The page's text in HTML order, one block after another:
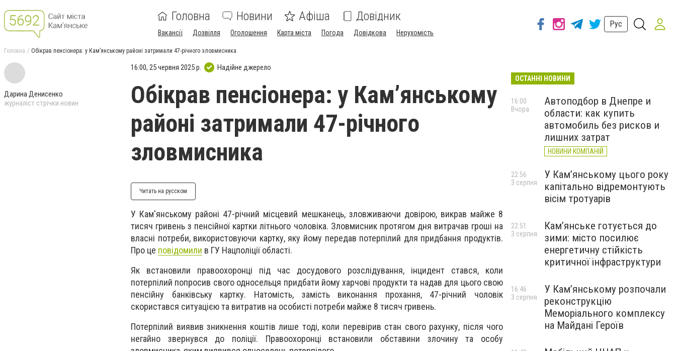
Головна Новини Афіша Довідник
Вакансії Дозвілля Оголошення Карта міста Погода Довідкова Нерухомість
Рус
Головна Обікрав пенсіонера: у Кам’янському районі затримали 47-річного зловмисника
Дарина Денисенко
журналіст стрічки новин
16:00, 25 червня 2025 р. Надійне джерело
Обікрав пенсіонера: у Кам’янському
районі затримали 47-річного
зловмисника
Читать на русском
У Кам'янському районі 47-річний місцевий мешканець, зловживаючи довірою, викрав майже 8
тисяч гривень з пенсійної картки літнього чоловіка. Зловмисник протягом дня витрачав гроші на
власні потреби, використовуючи картку, яку йому передав потерпілий для придбання продуктів.
Про це повідомили в ГУ Нацполіції області.
Як встановили правоохоронці під час досудового розслідування, інцидент стався, коли
потерпілий попросив свого односельця придбати йому харчові продукти та надав для цього свою
пенсійну банківську картку. Натомість, замість виконання прохання, 47-річний чоловік
скористався ситуацією та витратив на особисті потреби майже 8 тисяч гривень.
Потерпілий виявив зникнення коштів лише тоді, коли перевірив стан свого рахунку, після чого
негайно звернувся до поліції. Правоохоронці встановили обставини злочину та особу
ОСТАННІ НОВИНИ
Автоподбор в Днепре и
области: как купить
автомобиль без рисков и
лишних затрат
НОВИНИ КОМПАНІЙ
16:00
Вчора
У Кам’янському цього року
капітально відремонтують
вісім тротуарів
22:56
3 серпня
Кам’янське готується до
зими: місто посилює
енергетичну стійкість
критичної інфраструктури
22:51
3 серпня
У Кам’янському розпочали
реконструкцію
Меморіального комплексу
на Майдані Героїв
16:46
3 серпня